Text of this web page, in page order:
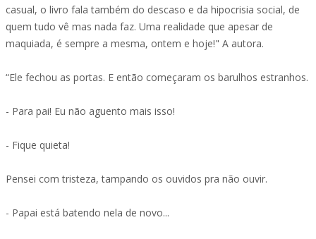
casual, o livro fala também do descaso e da hipocrisia social, de
quem tudo vê mas nada faz. Uma realidade que apesar de
maquiada, é sempre a mesma, ontem e hoje!" A autora.
“Ele fechou as portas. E então começaram os barulhos estranhos.
- Para pai! Eu não aguento mais isso!
- Fique quieta!
Pensei com tristeza, tampando os ouvidos pra não ouvir.
- Papai está batendo nela de novo...